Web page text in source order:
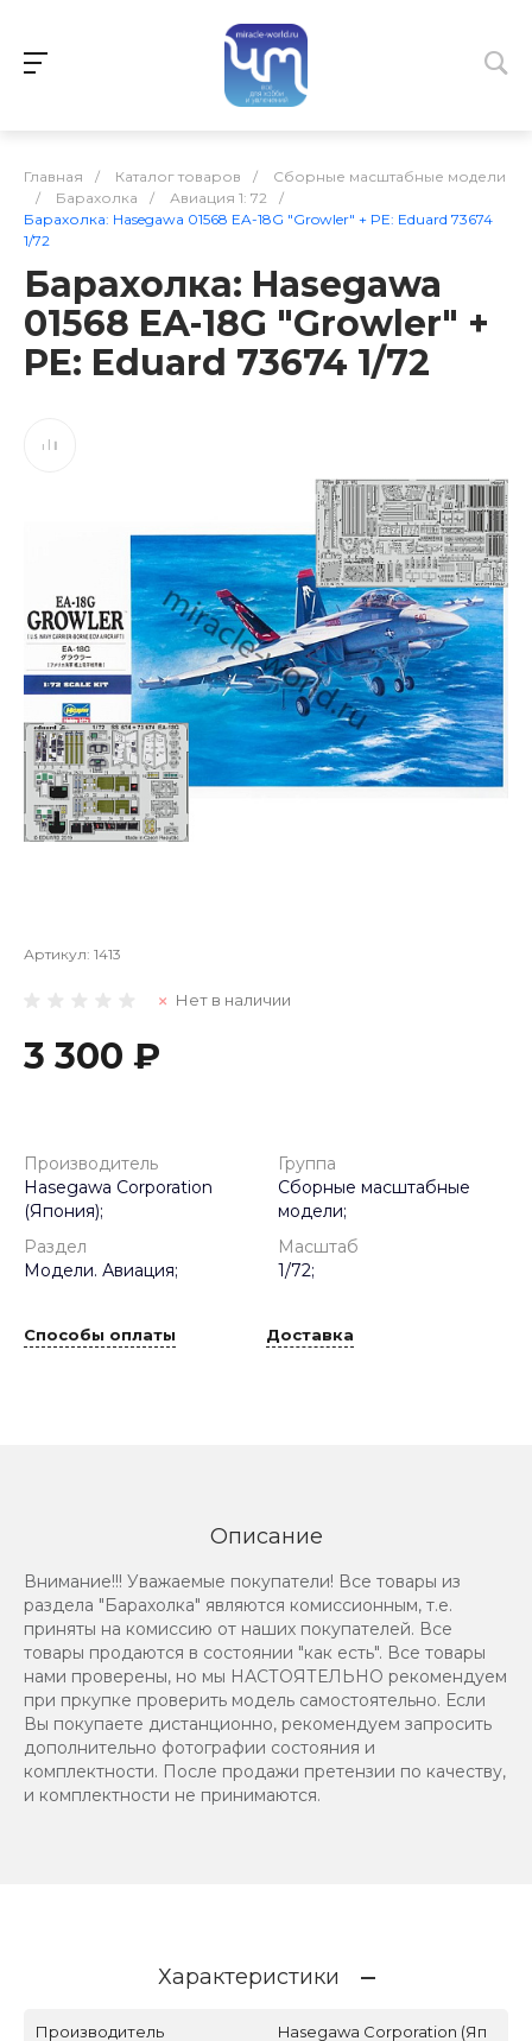
Главная / Каталог товаров /
Сборные масштабные модели
/
Барахолка / Авиация 1: 72
/
Барахолка: Hasegawa 01568 EA-18G "Growler" + PE: Eduard 73674
1/72
Барахолка: Hasegawa
01568 EA-18G "Growler" +
PE: Eduard 73674 1/72
Артикул: 1413
Нет в наличии
3 300 ₽
Производитель
Hasegawa Corporation
(Япония);
Группа
Сборные масштабные
модели;
Раздел
Модели. Авиация;
Масштаб
1/72;
Способы оплаты Доставка
Описание
Внимание!!! Уважаемые покупатели! Все товары из
раздела "Барахолка" являются комиссионным, т.е.
приняты на комиссию от наших покупателей. Все
товары продаются в состоянии "как есть". Все товары
нами проверены, но мы НАСТОЯТЕЛЬНО рекомендуем
при пркупке проверить модель самостоятельно. Если
Вы покупаете дистанционно, рекомендуем запросить
дополнительно фотографии состояния и
комплектности. После продажи претензии по качеству,
и комплектности не принимаются.
Характеристики
Производитель
Hasegawa Corporation (Яп